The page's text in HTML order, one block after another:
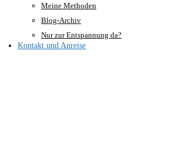
Meine Methoden
Blog-Archiv
Nur zur Entspannung da?
Kontakt und Anreise